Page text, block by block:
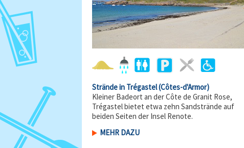
Strände in Trégastel(Côtes-d'Armor)
Kleiner Badeort an der Côte de Granit Rose,
Trégastel bietet etwa zehn Sandstrände auf
beiden Seiten der Insel Renote.
MEHR DAZU